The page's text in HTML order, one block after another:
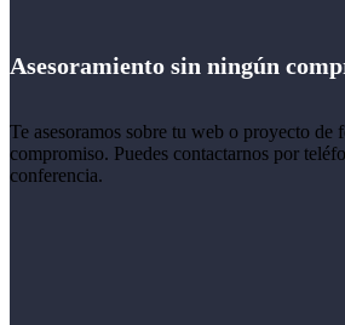
Asesoramiento sin ningún
Te asesoramos sobre tu web o proyecto de
compromiso. Puedes contactarnos por
conferencia.